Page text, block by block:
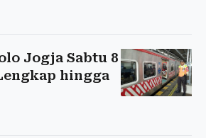
Jogja Sabtu 8
hingga